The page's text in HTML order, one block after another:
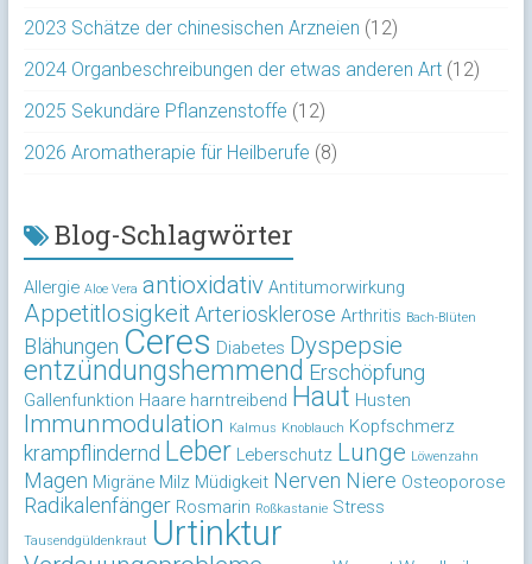
2023 Schätze der chinesischen Arzneien (12)
2024 Organbeschreibungen der etwas anderen Art(12)
2025 Sekundäre Pflanzenstoffe (12)
2026 Aromatherapie für Heilberufe (8)
Blog-Schlagwörter
Allergie Aloe Vera antioxidativ Antitumorwirkung
Appetitlosigkeit Arteriosklerose Arthritis Bach-Blüten
Blähungen Ceres Diabetes Dyspepsie
entzündungshemmend Erschöpfung
Gallenfunktion Haare harntreibend Haut Husten
Immunmodulation Kalmus Knoblauch Kopfschmerz
krampflindernd Leber Leberschutz Lunge Löwenzahn
Magen Migräne Milz Müdigkeit Nerven Niere Osteoporose
Radikalenfänger Rosmarin Roßkastanie Stress
Tausendgüldenkraut Urtinktur